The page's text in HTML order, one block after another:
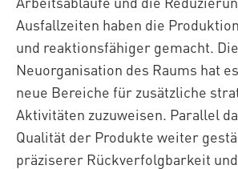
Ausfallzeiten haben die
und reaktionsfähiger gemacht. Die
Neuorganisation des Raums hat
neue Bereiche für zusätzliche
Aktivitäten zuzuweisen. Parallel
Qualität der Produkte weiter
präziserer Rückverfolgbarkeit